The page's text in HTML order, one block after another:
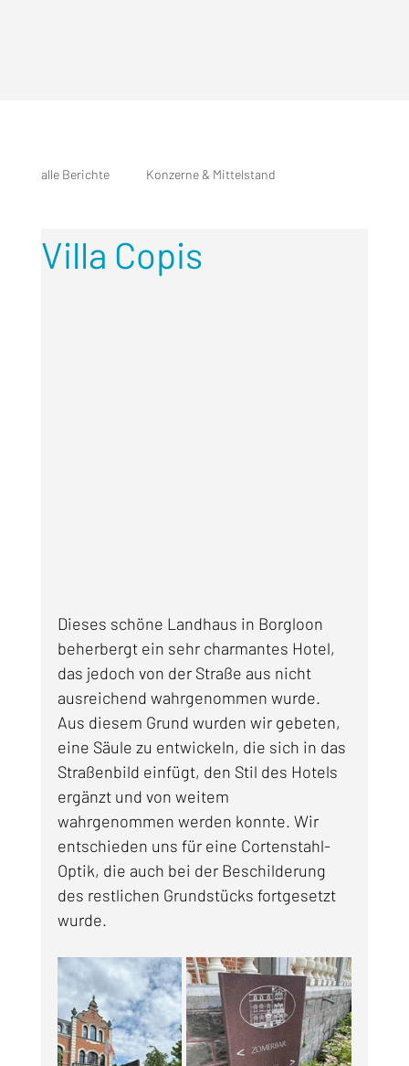
alle Berichte Konzerne & Mittelstand
Villa Copis
Dieses schöne Landhaus in Borgloon
beherbergt ein sehr charmantes Hotel,
das jedoch von der Straße aus nicht
ausreichend wahrgenommen wurde.
Aus diesem Grund wurden wir gebeten,
eine Säule zu entwickeln, die sich in das
Straßenbild einfügt, den Stil des Hotels
ergänzt und von weitem
wahrgenommen werden konnte. Wir
entschieden uns für eine Cortenstahl-
Optik, die auch bei der Beschilderung
des restlichen Grundstücks fortgesetzt
wurde.